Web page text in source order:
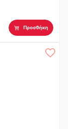
Προσθήκη